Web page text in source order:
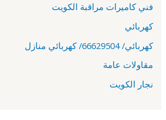
فني كاميرات مراقبة الكويت
كهربائي
كهربائي/ 66629504/ كهربائي منازل
مقاولات عامة
نجار الكويت